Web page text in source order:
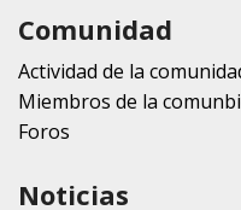
Comunidad
Actividad de la
Miembros de la
Foros
Noticias